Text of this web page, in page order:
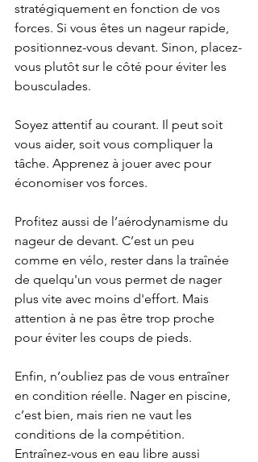
stratégiquement en fonction de vos
forces. Si vous êtes un nageur rapide,
positionnez-vous devant. Sinon, placez-
vous plutôt sur le côté pour éviter les
bousculades.
Soyez attentif au courant. Il peut soit
vous aider, soit vous compliquer la
tâche. Apprenez à jouer avec pour
économiser vos forces.
Profitez aussi de l’aérodynamisme du
nageur de devant. C’est un peu
comme en vélo, rester dans la traînée
de quelqu'un vous permet de nager
plus vite avec moins d'effort. Mais
attention à ne pas être trop proche
pour éviter les coups de pieds.
Enfin, n’oubliez pas de vous entraîner
en condition réelle. Nager en piscine,
c’est bien, mais rien ne vaut les
conditions de la compétition.
Entraînez-vous en eau libre aussi